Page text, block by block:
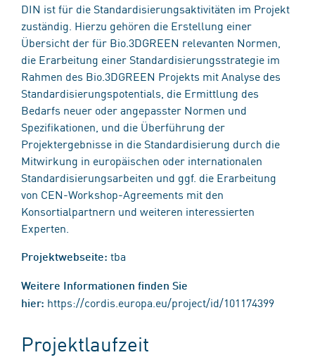
DIN ist für die Standardisierungsaktivitäten im Projekt
zuständig. Hierzu gehören die Erstellung einer
Übersicht der für Bio.3DGREEN relevanten Normen,
die Erarbeitung einer Standardisierungsstrategie im
Rahmen des Bio.3DGREEN Projekts mit Analyse des
Standardisierungspotentials, die Ermittlung des
Bedarfs neuer oder angepasster Normen und
Spezifikationen, und die Überführung der
Projektergebnisse in die Standardisierung durch die
Mitwirkung in europäischen oder internationalen
Standardisierungsarbeiten und ggf. die Erarbeitung
von CEN-Workshop-Agreements mit den
Konsortialpartnern und weiteren interessierten
Experten.
Projektwebseite: tba
Weitere Informationen finden Sie
hier: https://cordis.europa.eu/project/id/101174399
Projektlaufzeit